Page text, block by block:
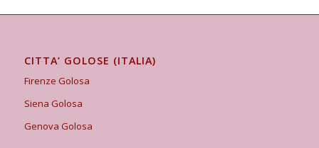
CITTA’ GOLOSE (ITALIA)
Firenze Golosa
Siena Golosa
Genova Golosa